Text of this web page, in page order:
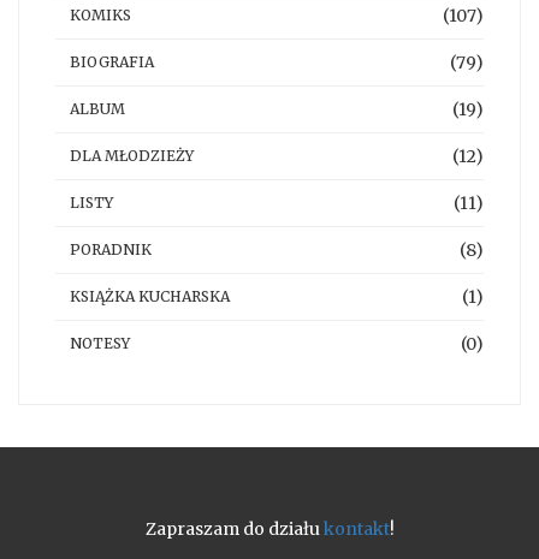
KOMIKS (107)
BIOGRAFIA (79)
ALBUM (19)
DLA MŁODZIEŻY (12)
LISTY (11)
PORADNIK (8)
KSIĄŻKA KUCHARSKA (1)
NOTESY (0)
Zapraszam do działukontakt!